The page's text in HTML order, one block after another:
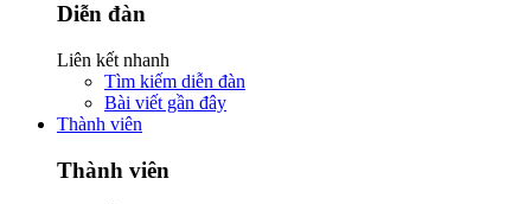
Diễn đàn
Liên kết nhanh
Tìm kiếm diễn đàn
Bài viết gần đây
Thành viên
Thành viên